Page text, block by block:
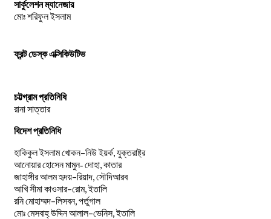
সার্কুলেশন ম্যানেজার
মোঃ শরিফুল ইসলাম
ফ্রন্ট ডেস্ক এক্সিকিউটিভ
চট্টগ্রাম প্রতিনিধি
রানা সাত্তার
বিদেশ প্রতিনিধি
হাকিকুলইসলামখোকন–নিউইয়র্ক, যুক্তরাষ্ট্র
আনোয়ারহোসেনমামুন-দোহা কাতার
জাহাঙ্গীরআলমহৃদয়–রিয়াদ সৌদিআরব
আখিসীমাকাওসার–রোম,ইতালি
রনিমোহাম্মদ–লিসবন, পর্তুগাল
মোঃমেসবাহ্উদ্দিনআলাল–ভেনিস,ইতালি